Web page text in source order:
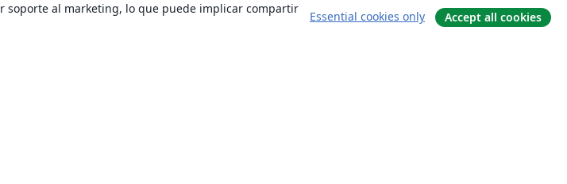
soporte al marketing, lo que puede implicar compartir
Essential cookies only Accept all cookies